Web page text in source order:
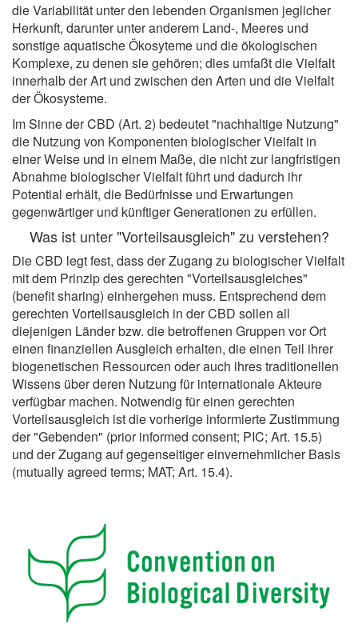
die Variabilität unter den lebenden Organismen jeglicher
Herkunft, darunter unter anderem Land-, Meeres und
sonstige aquatische Ökosyteme und die ökologischen
Komplexe, zu denen sie gehören; dies umfaßt die Vielfalt
innerhalb der Art und zwischen den Arten und die Vielfalt
der Ökosysteme.
Im Sinne der CBD (Art. 2) bedeutet "nachhaltige Nutzung"
die Nutzung von Komponenten biologischer Vielfalt in
einer Weise und in einem Maße, die nicht zur langfristigen
Abnahme biologischer Vielfalt führt und dadurch ihr
Potential erhält, die Bedürfnisse und Erwartungen
gegenwärtiger und künftiger Generationen zu erfüllen.
Was ist unter "Vorteilsausgleich" zu verstehen?
Die CBD legt fest, dass der Zugang zu biologischer Vielfalt
mit dem Prinzip des gerechten "Vorteilsausgleiches"
(benefit sharing) einhergehen muss. Entsprechend dem
gerechten Vorteilsausgleich in der CBD sollen all
diejenigen Länder bzw. die betroffenen Gruppen vor Ort
einen finanziellen Ausgleich erhalten, die einen Teil ihrer
biogenetischen Ressourcen oder auch ihres traditionellen
Wissens über deren Nutzung für internationale Akteure
verfügbar machen. Notwendig für einen gerechten
Vorteilsausgleich ist die vorherige informierte Zustimmung
der "Gebenden" (prior informed consent; PIC; Art. 15.5)
und der Zugang auf gegenseitiger einvernehmlicher Basis
(mutually agreed terms; MAT; Art. 15.4).